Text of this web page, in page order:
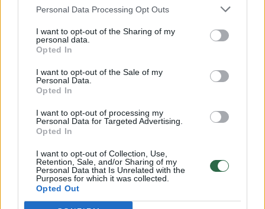
Personal Data Processing Opt Outs
I want to opt-out of the Sharing of my
personal data.
Opted In
I want to opt-out of the Sale of my
Personal Data.
Opted In
I want to opt-out of processing my
Personal Data for Targeted Advertising.
Opted In
I want to opt-out of Collection, Use,
Retention, Sale, and/or Sharing of my
Personal Data that Is Unrelated with the
Purposes for which it was collected.
Opted Out
Liūdna žinia: mirė paskutinis Mėnulyje pabuvojęs JAV
astronautas Eugene'as Cernanas
Žinios | Pasaulis
Į Žemę grįžo ilgiausiai kosmose išbuvęs astronautas
Žinios | IT ir mokslas
Britų astronautas patyrė, ką reiškia išeiti į atvirą
kosmosą